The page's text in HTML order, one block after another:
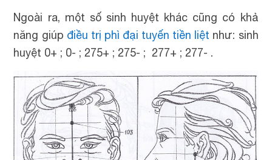
Ngoài ra, một số sinh huyệt khác cũng có khả
năng giúp điều trị phì đại tuyến tiền liệt như: sinh
huyệt 0+ ; 0- ; 275+ ; 275- ; 277+ ; 277- .